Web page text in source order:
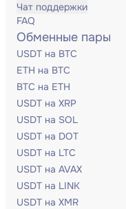
Чат поддержки
FAQ
Обменные пары
USDT на BTC
ETH на BTC
BTC на ETH
USDT на XRP
USDT на SOL
USDT на DOT
USDT на LTC
USDT на AVAX
USDT на LINK
USDT на XMR